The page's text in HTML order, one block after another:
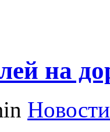
на
Новости